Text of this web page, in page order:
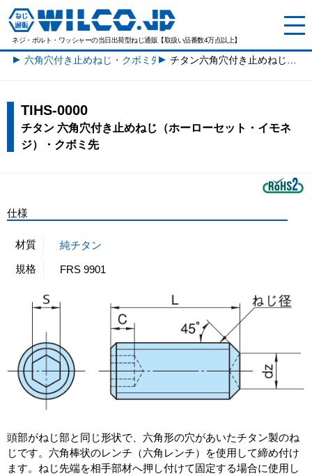
ネジ・ボルト・ワッシャーの当日出荷型ねじ通販【取扱い品番数4万点以上】
六角穴付き止めねじ・クボミ先一覧
TIHS-0000
チタン 六角穴付き止めねじ（ホーローセット・イモネ
ジ）・クボミ先
仕様
材質
純チタン
規格
FRS 9901
頭部がねじ部と同じ形状で、六角形の穴があいたチタン製のね
じです。六角棒状のレンチ（六角レンチ）を使用して締め付け
ます。ねじ先端を相手部材へ押し付けて固定する場合に使用し